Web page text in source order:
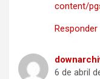
content/
Responder
6 de abril